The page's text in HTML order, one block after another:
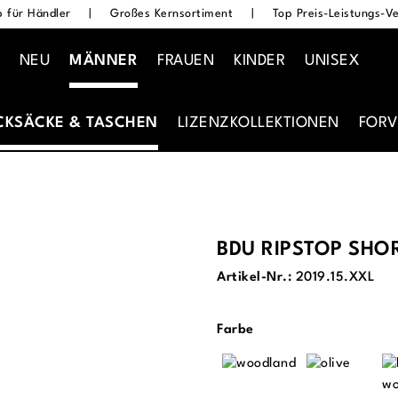
für Händler Großes Kernsortiment Top Preis-Leistungs-
NEU MÄNNER FRAUEN KINDER UNISEX
& TASCHEN LIZENZKOLLEKTIONEN
BDU RIPSTOP
Artikel-Nr.: 2019.15.XXL
Farbeauswählen